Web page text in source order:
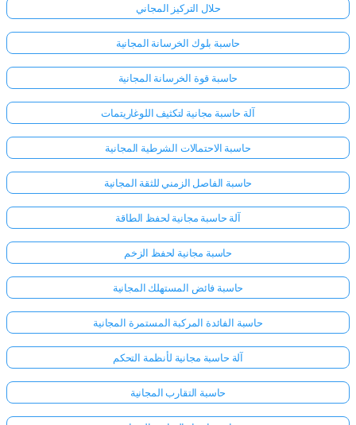
حلال التركيز المجاني
حاسبة بلوك الخرسانة المجانية
حاسبة قوة الخرسانة المجانية
آلة حاسبة مجانية لتكثيف اللوغاريتمات
حاسبة الاحتمالات الشرطية المجانية
حاسبة الفاصل الزمني للثقة المجانية
آلة حاسبة مجانية لحفظ الطاقة
حاسبة مجانية لحفظ الزخم
حاسبة فائض المستهلك المجانية
حاسبة الفائدة المركبة المستمرة المجانية
آلة حاسبة مجانية لأنظمة التحكم
حاسبة التقارب المجانية